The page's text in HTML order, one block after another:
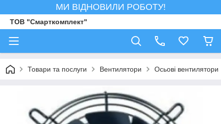
МИ ВІДНОВИЛИ РОБОТУ!
ТОВ "Смарткомплект"
Товари та послуги Вентилятори Осьові вентилятори